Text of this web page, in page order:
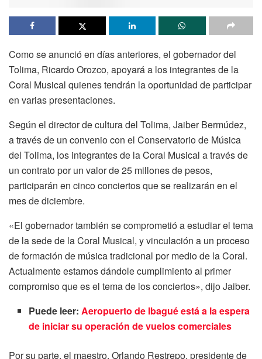
Como se anunció en días anteriores, el gobernador del
Tolima, Ricardo Orozco, apoyará a los integrantes de la
Coral Musical quienes tendrán la oportunidad de participar
en varias presentaciones.
Según el director de cultura del Tolima, Jaiber Bermúdez,
a través de un convenio con el Conservatorio de Música
del Tolima, los integrantes de la Coral Musical a través de
un contrato por un valor de 25 millones de pesos,
participarán en cinco conciertos que se realizarán en el
mes de diciembre.
«El gobernador también se comprometió a estudiar el tema
de la sede de la Coral Musical, y vinculación a un proceso
de formación de música tradicional por medio de la Coral.
Actualmente estamos dándole cumplimiento al primer
compromiso que es el tema de los conciertos», dijo Jaiber.
Puede leer:Aeropuerto de Ibagué está a la espera
de iniciar su operación de vuelos comerciales
Por su parte, el maestro, Orlando Restrepo, presidente de